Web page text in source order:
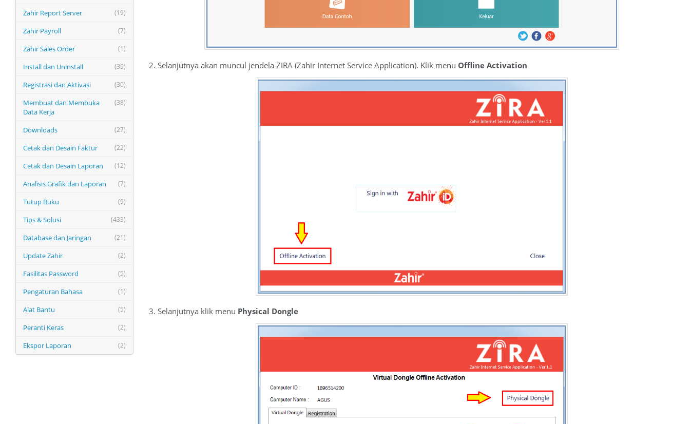
(19)
Zahir Report Server
(7)
Zahir Payroll
(1)
Zahir Sales Order
(39)
Install dan Uninstall
(30)
Registrasi dan Aktivasi
(38)
Membuat dan Membuka
Data Kerja
(27)
Downloads
(22)
Cetak dan Desain Faktur
(12)
Cetak dan Desain Laporan
(7)
Analisis Grafik dan Laporan
(9)
Tutup Buku
(433)
Tips & Solusi
(21)
Database dan Jaringan
(2)
Update Zahir
(5)
Fasilitas Password
(1)
Pengaturan Bahasa
(5)
Alat Bantu
(2)
Peranti Keras
(2)
Ekspor Laporan
2. Selanjutnya akan muncul jendela ZIRA (Zahir Internet Service Application). Klik menu Offline Activation
3. Selanjutnya klik menu Physical Dongle